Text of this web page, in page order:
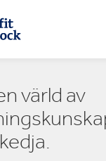
värld av